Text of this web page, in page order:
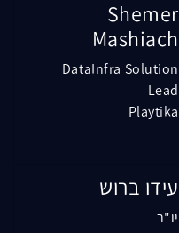
Shemer
Mashiach
DataInfra Solution
Lead
Playtika
עידו ברוש
יו"ר